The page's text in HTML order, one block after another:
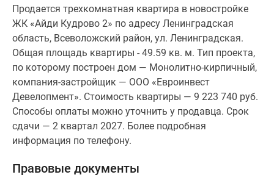
Продается трехкомнатная квартира в новостройке
ЖК «Айди Кудрово 2» по адресу Ленинградская
область, Всеволожский район, ул. Ленинградская.
Общая площадь квартиры - 49.59 кв. м. Тип проекта,
по которому построен дом — Монолитно-кирпичный,
компания-застройщик — ООО «Евроинвест
Девелопмент». Стоимость квартиры — 9 223 740 руб.
Способы оплаты можно уточнить у продавца. Срок
сдачи — 2 квартал 2027. Более подробная
информация по телефону.
Правовые документы